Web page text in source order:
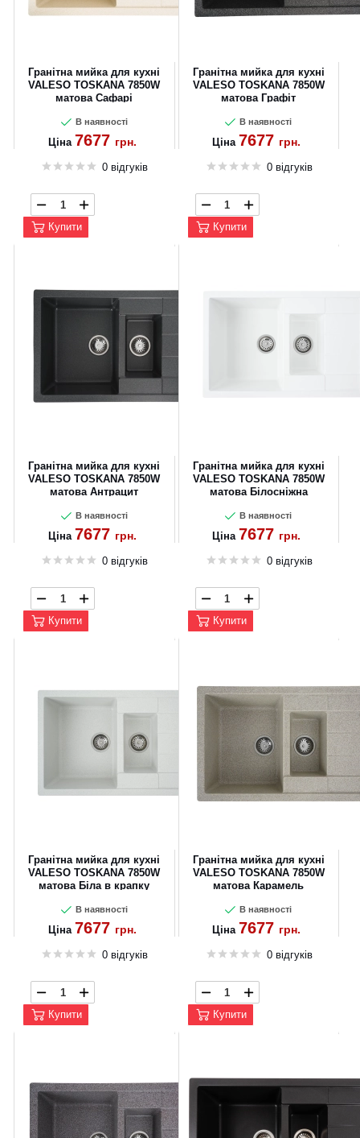
Гранітна мийка для кухні
VALESO TOSKANA 7850W
матова Сафарі
В наявності
Ціна 7677 грн.
0 відгуків
Купити
Гранітна мийка для кухні
VALESO TOSKANA 7850W
матова Графіт
В наявності
Ціна 7677 грн.
0 відгуків
Купити
Гранітна мийка для кухні
VALESO TOSKANA 7850W
матова Антрацит
В наявності
Ціна 7677 грн.
0 відгуків
Купити
Гранітна мийка для кухні
VALESO TOSKANA 7850W
матова Білосніжна
В наявності
Ціна 7677 грн.
0 відгуків
Купити
Гранітна мийка для кухні
VALESO TOSKANA 7850W
матова Біла в крапку
В наявності
Ціна 7677 грн.
0 відгуків
Купити
Гранітна мийка для кухні
VALESO TOSKANA 7850W
матова Карамель
В наявності
Ціна 7677 грн.
0 відгуків
Купити
OK
CANCEL